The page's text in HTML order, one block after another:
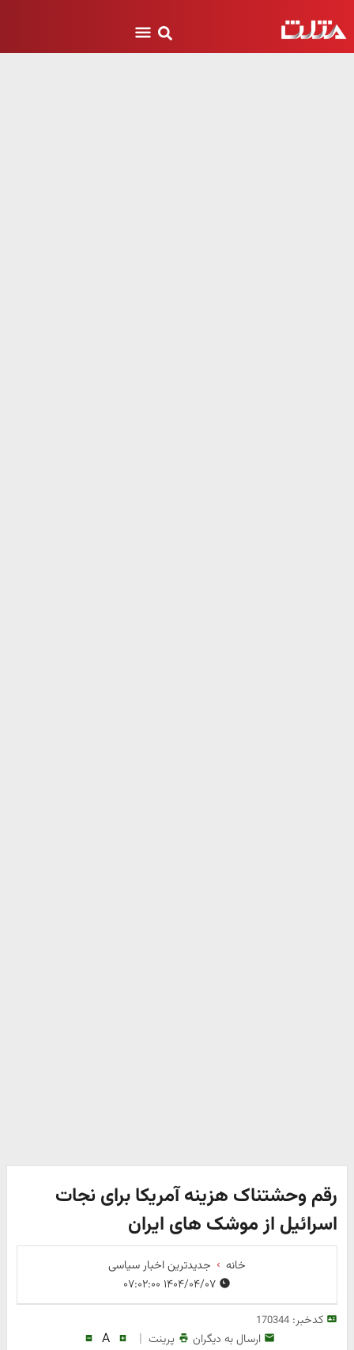
رقم وحشتناک هزینه آمریکا برای نجات
اسرائیل از موشک های ایران
خانه
جدیدترین اخبار سیاسی
کدخبر:170344
ارسال به دیگران پرینت |
A